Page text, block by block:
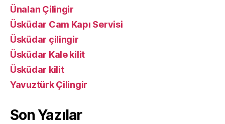
Ünalan Çilingir
Üsküdar Cam Kapı Servisi
Üsküdar çilingir
Üsküdar Kale kilit
Üsküdar kilit
Yavuztürk Çilingir
Son Yazılar